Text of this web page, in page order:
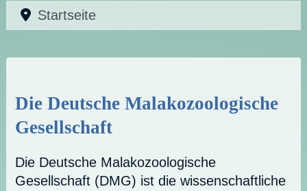
Startseite
Die Deutsche Malakozoologische
Gesellschaft
Die Deutsche Malakozoologische
Gesellschaft (DMG) ist die wissenschaftliche